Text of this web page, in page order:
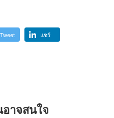
Tweet แชร์
าจสนใจ